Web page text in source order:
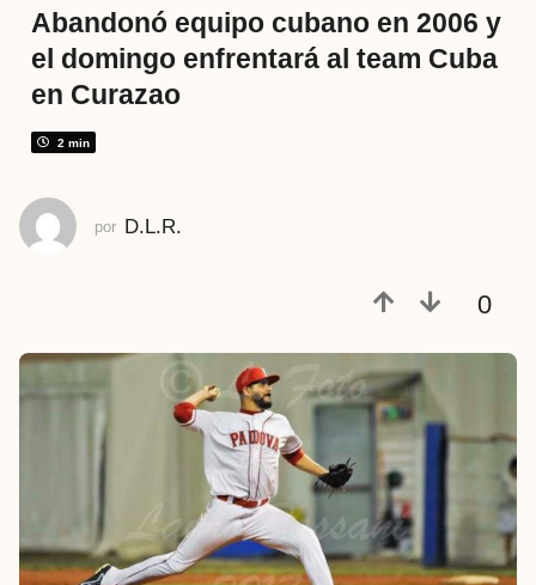
t
á
s
5
ñ
o
s
s
Abandonó equipo cubano en 2006 y
el domingo enfrentará al team Cuba
en Curazao
2 min
por D.L.R.
0